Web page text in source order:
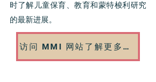
时了解儿童保育、教育和蒙特梭利研究
的最新进展。
访问 MMI 网站了解更多信息